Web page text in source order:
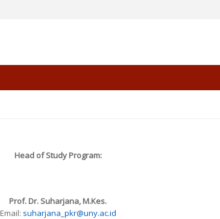
Head of Study Program:
Prof. Dr. Suharjana, M.Kes.
Email: suharjana_pkr@uny.ac.id